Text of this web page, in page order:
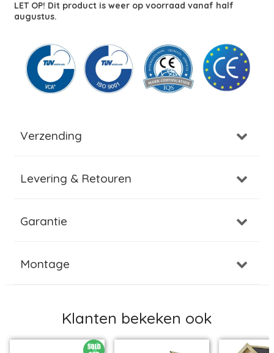
LET OP! Dit product is weer op voorraad vanaf half
augustus.
Verzending
Levering & Retouren
Garantie
Montage
Klanten bekeken ook